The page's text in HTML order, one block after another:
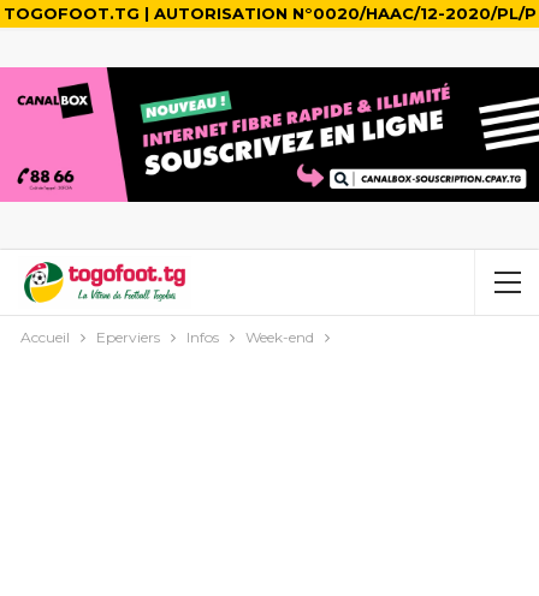
TOGOFOOT.TG | AUTORISATION N°0020/HAAC/12-2020/PL/P
Accueil Eperviers Infos Week-end